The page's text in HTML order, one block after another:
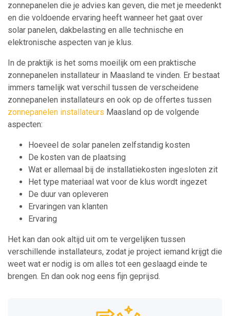
zonnepanelen die je advies kan geven, die met je meedenkt
en die voldoende ervaring heeft wanneer het gaat over
solar panelen, dakbelasting en alle technische en
elektronische aspecten van je klus.
In de praktijk is het soms moeilijk om een praktische
zonnepanelen installateur in Maasland te vinden. Er bestaat
immers tamelijk wat verschil tussen de verscheidene
zonnepanelen installateurs en ook op de offertes tussen
zonnepanelen installateurs Maasland op de volgende
aspecten:
Hoeveel de solar panelen zelfstandig kosten
De kosten van de plaatsing
Wat er allemaal bij de installatiekosten ingesloten zit
Het type materiaal wat voor de klus wordt ingezet
De duur van opleveren
Ervaringen van klanten
Ervaring
Het kan dan ook altijd uit om te vergelijken tussen
verschillende installateurs, zodat je project iemand krijgt die
weet wat er nodig is om alles tot een geslaagd einde te
brengen. En dan ook nog eens fijn geprijsd.